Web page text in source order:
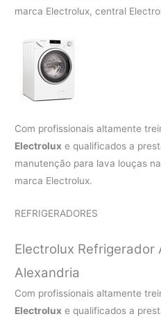
marca Electrolux, central
Com profissionais altamente
Electrolux e qualificados a
manutenção para lava louças
marca Electrolux.
REFRIGERADORES
Electrolux Refrigerador
Alexandria
Com profissionais altamente
Electrolux e qualificados a